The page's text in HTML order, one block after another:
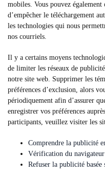
mobiles. Vous pouvez
d’empêcher le téléchargement
les technologies qui nous
nos courriels.
Il y a certains moyens
de limiter les réseaux de
notre site web. Supprimer les
préférences d’exclusion, alors
périodiquement afin d’assurer
enregistrer vos préférences
participants, veuillez visiter les
Comprendre la publicité
Vérification du
Refuser la publicité basée